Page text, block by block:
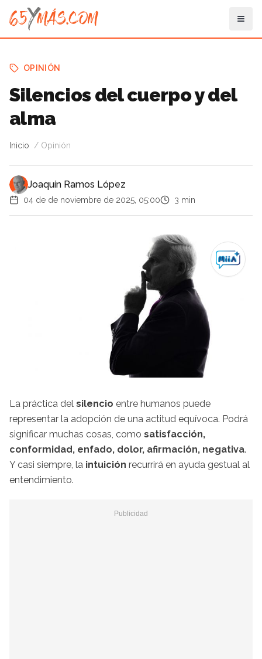
OPINIÓN
Silencios del cuerpo y del
alma
Inicio Opinión
Joaquín Ramos López
04 de de noviembre de 2025, 05:00 3 min
La práctica del silencio entre humanos puede
representar la adopción de una actitud equívoca. Podrá
significar muchas cosas, como satisfacción,
conformidad, enfado, dolor, afirmación, negativa.
Y casi siempre, la intuición recurrirá en ayuda gestual al
entendimiento.